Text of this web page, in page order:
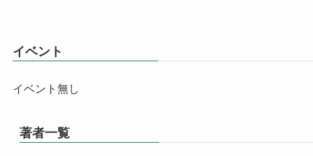
イベント
イベント無し
著者一覧